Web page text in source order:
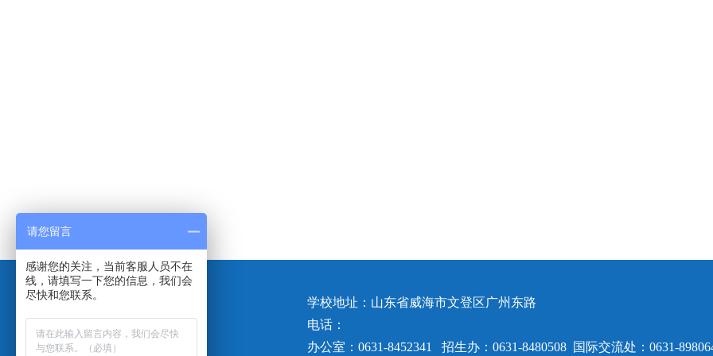
学校地址：山东省威海市文登区广州东路
电话：
办公室：0631-8452341 招生办：0631-8480508 国际交流处：0631-
请您留言
感谢您的关注，当前客服人员不在
线，请填写一下您的信息，我们会
尽快和您联系。